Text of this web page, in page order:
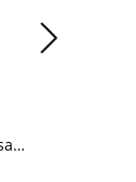
Lámpara de pie lineal para sala de estar, acrílico, estilo sencillo, LED, de trabajo, en plata